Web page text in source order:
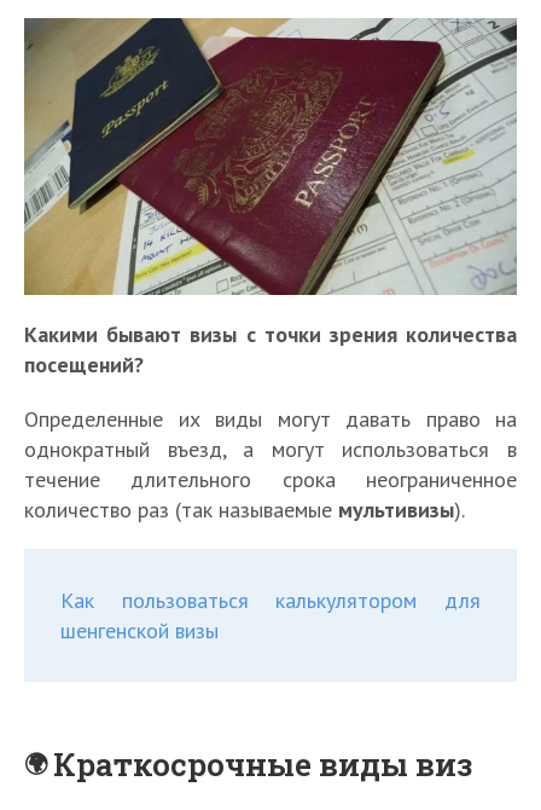
Какими бывают визы с точки зрения количества
посещений?
Определенные их виды могут давать право на
однократный въезд, а могут использоваться в
течение длительного срока неограниченное
количество раз (так называемые мультивизы).
Как пользоваться калькулятором для
шенгенской визы
Краткосрочные виды виз